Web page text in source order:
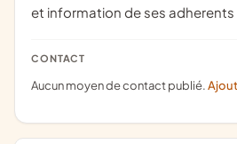
et information de ses adherents
CONTACT
Aucun moyen de contact publié.